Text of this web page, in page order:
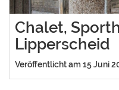
Chalet,
Lipperscheid
Veröffentlicht am 15 Juni